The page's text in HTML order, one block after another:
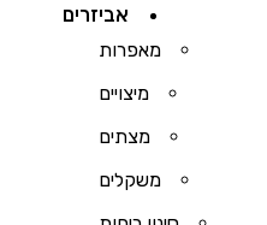
אביזרים
מאפרות
מיצויים
מצתים
משקלים